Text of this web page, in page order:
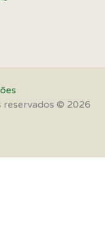
reservados © 2026